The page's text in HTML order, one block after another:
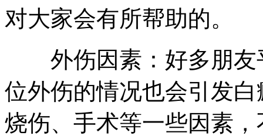
对大家会有所帮助的。
外伤因素：好多朋友
位外伤的情况也会引发
烧伤、手术等一些因素